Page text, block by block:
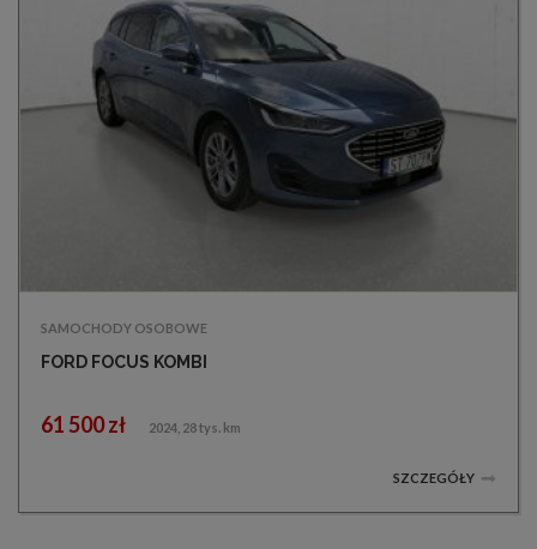
SAMOCHODY OSOBOWE
FORD FOCUS KOMBI
61 500 zł 2024, 28 tys. km
SZCZEGÓŁY